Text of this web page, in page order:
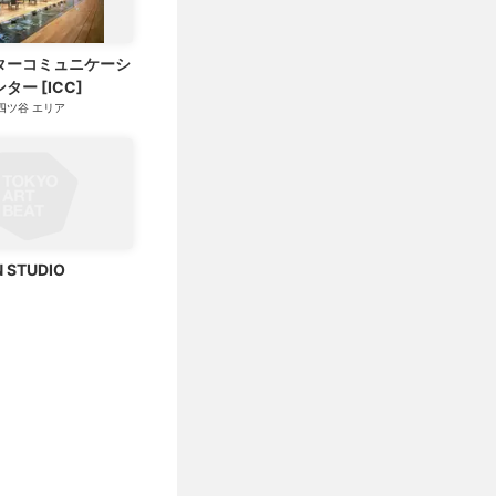
ーコミュニケーシ
ター [ICC]
ツ谷 エリア
STUDIO